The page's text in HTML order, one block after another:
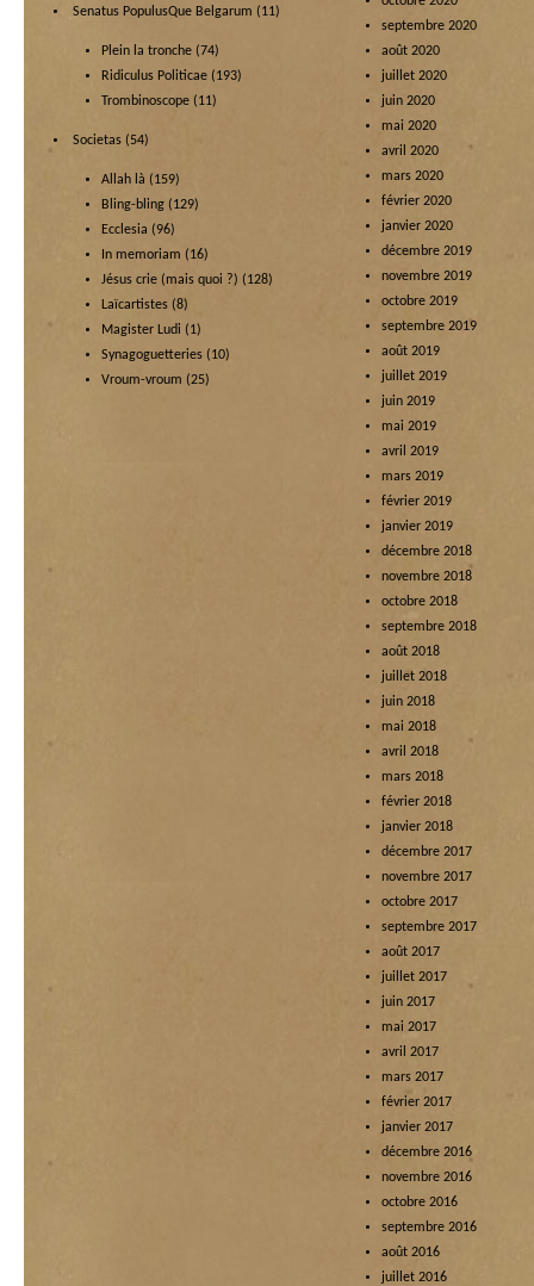
Senatus PopulusQue Belgarum (11)
Plein la tronche (74)
Ridiculus Politicae (193)
Trombinoscope (11)
Societas (54)
Allah là (159)
Bling-bling (129)
Ecclesia (96)
In memoriam (16)
Jésus crie (mais quoi ?) (128)
Laïcartistes (8)
Magister Ludi (1)
Synagoguetteries (10)
Vroum-vroum (25)
septembre 2020
août 2020
juillet 2020
juin 2020
mai 2020
avril 2020
mars 2020
février 2020
janvier 2020
décembre 2019
novembre 2019
octobre 2019
septembre 2019
août 2019
juillet 2019
juin 2019
mai 2019
avril 2019
mars 2019
février 2019
janvier 2019
décembre 2018
novembre 2018
octobre 2018
septembre 2018
août 2018
juillet 2018
juin 2018
mai 2018
avril 2018
mars 2018
février 2018
janvier 2018
décembre 2017
novembre 2017
octobre 2017
septembre 2017
août 2017
juillet 2017
juin 2017
mai 2017
avril 2017
mars 2017
février 2017
janvier 2017
décembre 2016
novembre 2016
octobre 2016
septembre 2016
août 2016
juillet 2016